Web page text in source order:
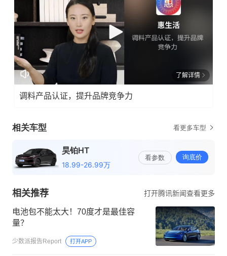
了解详情
调料产品认证，提升品牌竞争力
相关推荐 打开腾讯新闻查看更多
电池包不能太大！70度才是最佳容
量？
少数派报告Report 打开APP